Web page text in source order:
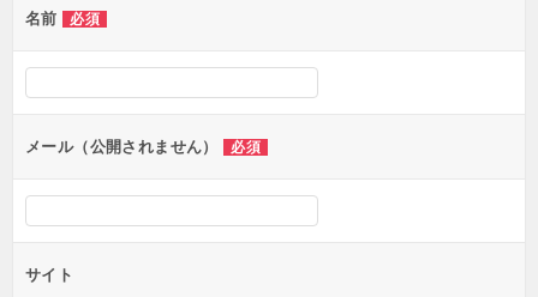
ー
シ
ン
名前 必須
メール（公開されません） 必須
サイト